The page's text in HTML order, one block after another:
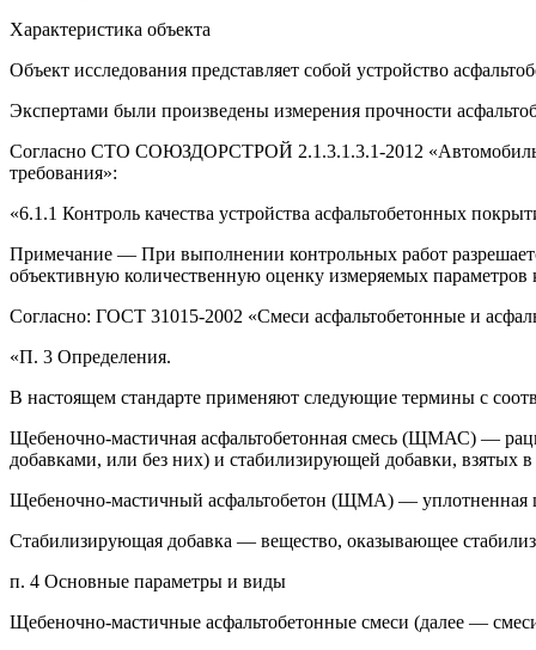
Характеристика объекта
Объект исследования представляет собой устройство
Экспертами были произведены измерения прочности
Согласно СТО СОЮЗДОРСТРОЙ 2.1.3.1.3.1-2012
требования»:
«6.1.1 Контроль качества устройства асфальтобетонных
Примечание — При выполнении контрольных работ
объективную количественную оценку измеряемых параметров
Согласно: ГОСТ 31015-2002 «Смеси асфальтобетонные и
«П. 3 Определения.
В настоящем стандарте применяют следующие термины с
Щебеночно-мастичная асфальтобетонная смесь (ЩМАС) —
добавками, или без них) и стабилизирующей добавки,
Щебеночно-мастичный асфальтобетон (ЩМА) — уплотненная
Стабилизирующая добавка — вещество, оказывающее
п. 4 Основные параметры и виды
Щебеночно-мастичные асфальтобетонные смеси (далее —